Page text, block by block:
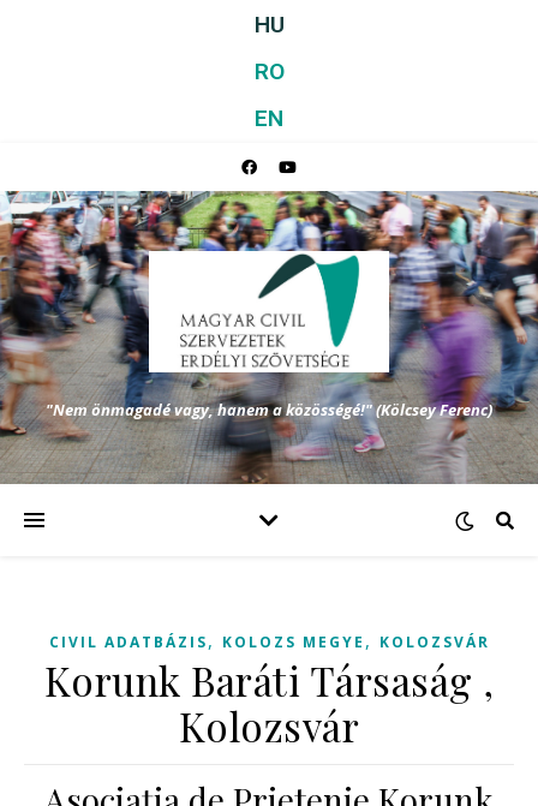
HU
RO
EN
"Nem önmagadé vagy, hanem a közösségé!" (Kölcsey Ferenc)
CIVIL ADATBÁZIS, KOLOZS MEGYE , KOLOZSVÁR
Korunk Baráti Társaság ,
Kolozsvár